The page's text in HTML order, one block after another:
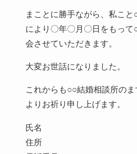
まことに勝手ながら、私こ
により〇年〇月〇日をもって
会させていただきます。
大変お世話になりました。
これからも○○結婚相談所の
よりお祈り申し上げます。
氏名
住所